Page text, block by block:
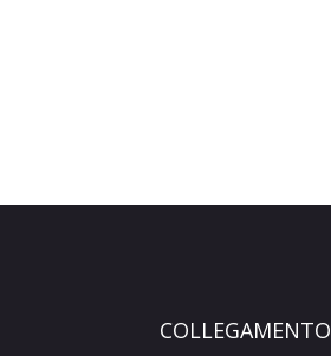
COLLEGAMENTO